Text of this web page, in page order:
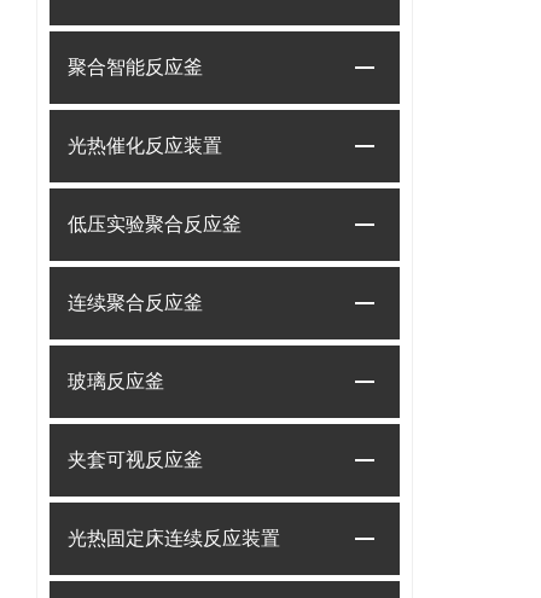
聚合智能反应釜
光热催化反应装置
低压实验聚合反应釜
连续聚合反应釜
玻璃反应釜
夹套可视反应釜
光热固定床连续反应装置